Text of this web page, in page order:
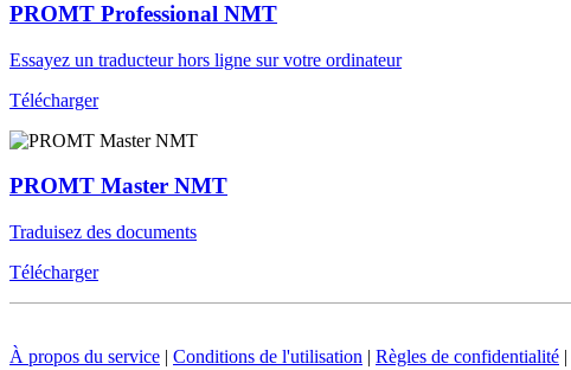
PROMT Professional NMT
Essayez un traducteur hors ligne sur votre ordinateur
Télécharger
PROMT Master NMT
Traduisez des documents
Télécharger
À propos du service | Conditions de l'utilisation | Règles de confidentialité |